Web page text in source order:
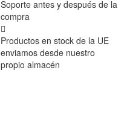
Soporte antes y después de la
compra
Productos en stock de la UE
enviamos desde nuestro
propio almacén